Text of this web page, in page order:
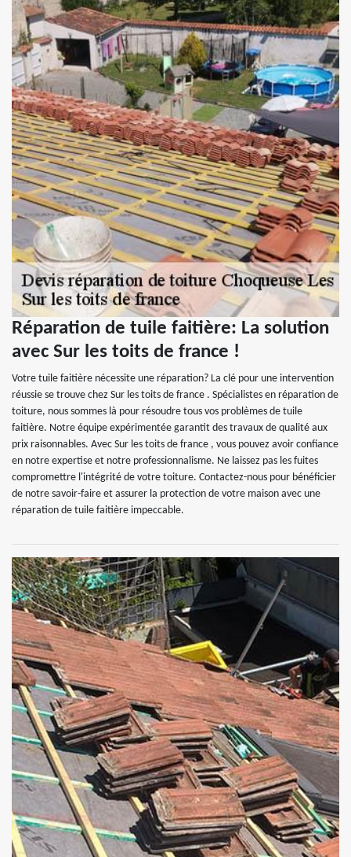
Réparation de tuile faitière: La solution
avec Sur les toits de france !
Votre tuile faitière nécessite une réparation? La clé pour une intervention
réussie se trouve chez Sur les toits de france . Spécialistes en réparation de
toiture, nous sommes là pour résoudre tous vos problèmes de tuile
faitière. Notre équipe expérimentée garantit des travaux de qualité aux
prix raisonnables. Avec Sur les toits de france , vous pouvez avoir confiance
en notre expertise et notre professionnalisme. Ne laissez pas les fuites
compromettre l'intégrité de votre toiture. Contactez-nous pour bénéficier
de notre savoir-faire et assurer la protection de votre maison avec une
réparation de tuile faitière impeccable.